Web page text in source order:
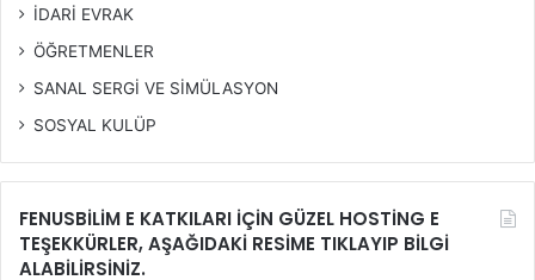
İDARİ EVRAK
ÖĞRETMENLER
SANAL SERGİ VE SİMÜLASYON
SOSYAL KULÜP
FENUSBİLİM E KATKILARI İÇİN GÜZEL HOSTİNG E
TEŞEKKÜRLER, AŞAĞIDAKİ RESİME TIKLAYIP BİLGİ
ALABİLİRSİNİZ.